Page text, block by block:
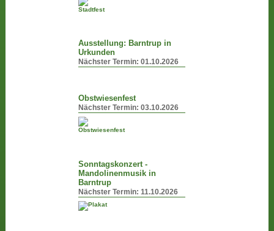
Ausstellung: Barntrup in
Urkunden
Nächster Termin:01.10.2026
Obstwiesenfest
Nächster Termin:03.10.2026
Sonntagskonzert -
Mandolinenmusik in
Barntrup
Nächster Termin:11.10.2026